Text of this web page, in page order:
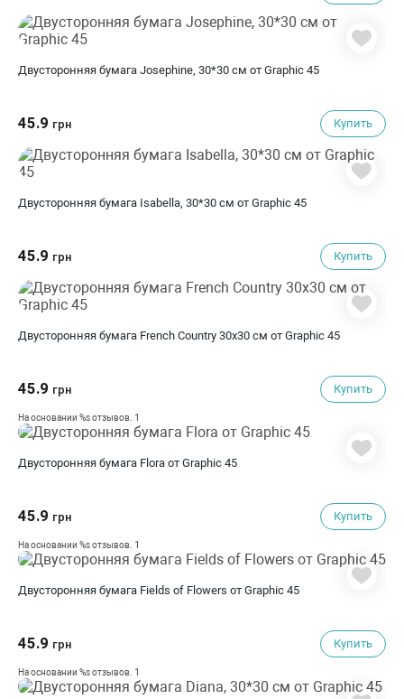
Двусторонняя бумага Josephine, 30*30 см от Graphic 45
45.9 грн Купить
Двусторонняя бумага Isabella, 30*30 см от Graphic 45
45.9 грн Купить
Двусторонняя бумага French Country 30х30 см от Graphic 45
45.9 грн Купить
На основании %s отзывов. 1
Двусторонняя бумага Flora от Graphic 45
45.9 грн Купить
На основании %s отзывов. 1
Двусторонняя бумага Fields of Flowers от Graphic 45
45.9 грн Купить
На основании %s отзывов. 1